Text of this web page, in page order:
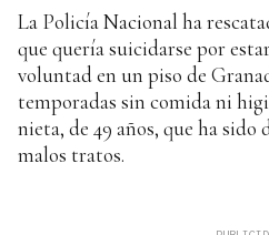
La Policía Nacional ha
que quería suicidarse por
voluntad en un piso de
temporadas sin comida ni
nieta, de 49 años, que ha
malos tratos.